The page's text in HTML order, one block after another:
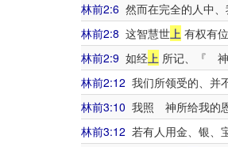
林前2:6 然而在完全的人中
林前2:8 这智慧世上 有权有
林前2:9 如经上 所记、『 神
林前2:12 我们所领受的、并
林前3:10 我照 神所给我的
林前3:12 若有人用金、银、